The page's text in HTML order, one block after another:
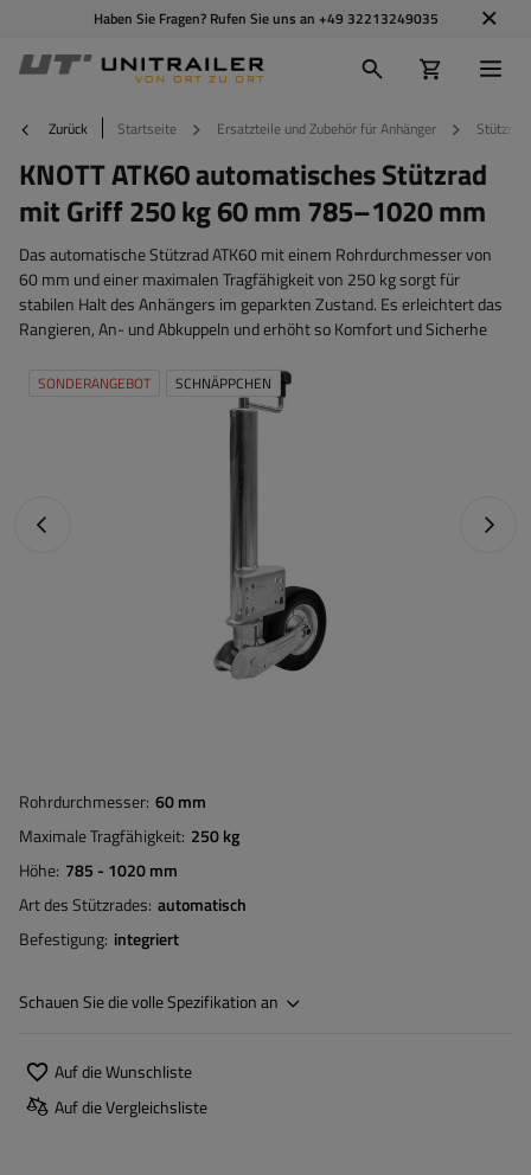
Haben Sie Fragen? Rufen Sie uns an +49 32213249035
Zurück Startseite Ersatzteile und Zubehör für Anhänger
KNOTT ATK60 automatisches Stützrad
mit Griff 250 kg 60 mm 785–1020 mm
Das automatische Stützrad ATK60 mit einem Rohrdurchmesser von
60 mm und einer maximalen Tragfähigkeit von 250 kg sorgt für
stabilen Halt des Anhängers im geparkten Zustand. Es erleichtert das
Rangieren, An- und Abkuppeln und erhöht so Komfort und Sicherhe
Vorheriges Foto
SONDERANGEBOT SCHNÄPPCHEN
Rohrdurchmesser 60 mm
Maximale Tragfähigkeit 250 kg
Höhe 785 - 1020 mm
Art des Stützrades automatisch
Befestigung integriert
Schauen Sie die volle Spezifikation an
Auf die Wunschliste
Auf die Vergleichsliste